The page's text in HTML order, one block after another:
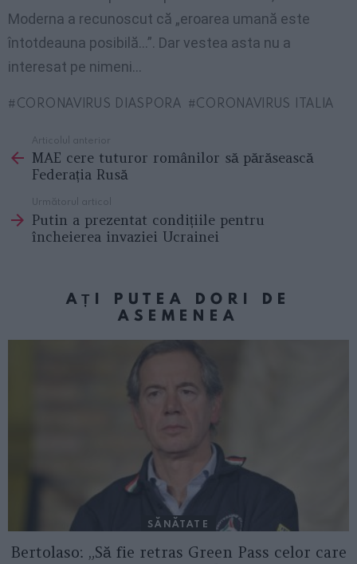
Moderna a recunoscut că „eroarea umană este
întotdeauna posibilă…”. Dar vestea asta nu a
interesat pe nimeni…
CORONAVIRUS DIASPORA CORONAVIRUS ITALIA
more
Articolul anterior
MAE cere tuturor românilor să părăsească
Federația Rusă
Următorul articol
Putin a prezentat condițiile pentru
încheierea invaziei Ucrainei
AȚI PUTEA DORI DE
ASEMENEA
SĂNĂTATE
Bertolaso: „Să fie retras Green Pass celor care